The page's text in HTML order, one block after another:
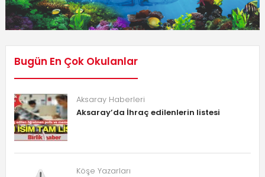
Bugün En Çok Okulanlar
Aksaray Haberleri
Aksaray’da İhraç edilenlerin listesi
Köşe Yazarları